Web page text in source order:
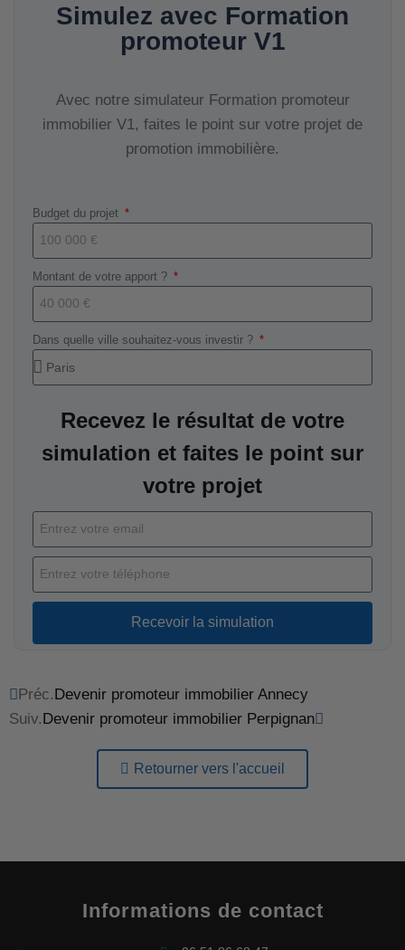
Simulez avec Formation
promoteur V1
Avec notre simulateur Formation promoteur
immobilier V1, faites le point sur votre projet de
promotion immobilière.
Budget du projet
Montant de votre apport ?
Dans quelle ville souhaitez-vous investir ?
Recevez le résultat de votre
simulation et faites le point sur
votre projet
Recevoir la simulation
Préc.Devenir promoteur immobilier Annecy
Suiv.Devenir promoteur immobilier Perpignan
Retourner vers l'accueil
Informations de contact